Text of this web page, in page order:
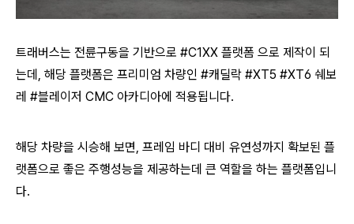
트래버스는 전륜구동을 기반으로 #C1XX 플랫폼 으로 제작이 되
는데, 해당 플랫폼은 프리미엄 차량인 #캐딜락 #XT5 #XT6 쉐보
레 #블레이저 CMC 아카디아에 적용됩니다.
해당 차량을 시승해 보면, 프레임 바디 대비 유연성까지 확보된 플
랫폼으로 좋은 주행성능을 제공하는데 큰 역할을 하는 플랫폼입니
다.